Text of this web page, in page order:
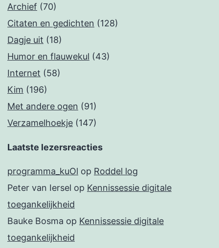
Archief (70)
Citaten en gedichten (128)
Dagje uit (18)
Humor en flauwekul (43)
Internet (58)
Kim (196)
Met andere ogen (91)
Verzamelhoekje (147)
Laatste lezersreacties
programma_kuOl op Roddel log
Peter van Iersel op Kennissessie digitale
toegankelijkheid
Bauke Bosma op Kennissessie digitale
toegankelijkheid